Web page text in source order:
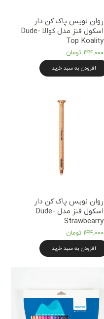
روان نویس پاک کن دار
اسکول فنز مدل کوالا Dude-
Top Koality
۱۴۴,۰۰۰ تومان
افزودن به سبد خرید
روان نویس پاک کن دار
اسکول فنز مدل Dude-
Strawbearry
۱۴۴,۰۰۰ تومان
افزودن به سبد خرید